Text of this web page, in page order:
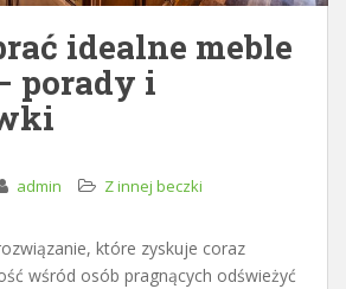
idealne meble
porady i
admin Z innej beczki
które zyskuje coraz
wśród osób pragnących odświeżyć